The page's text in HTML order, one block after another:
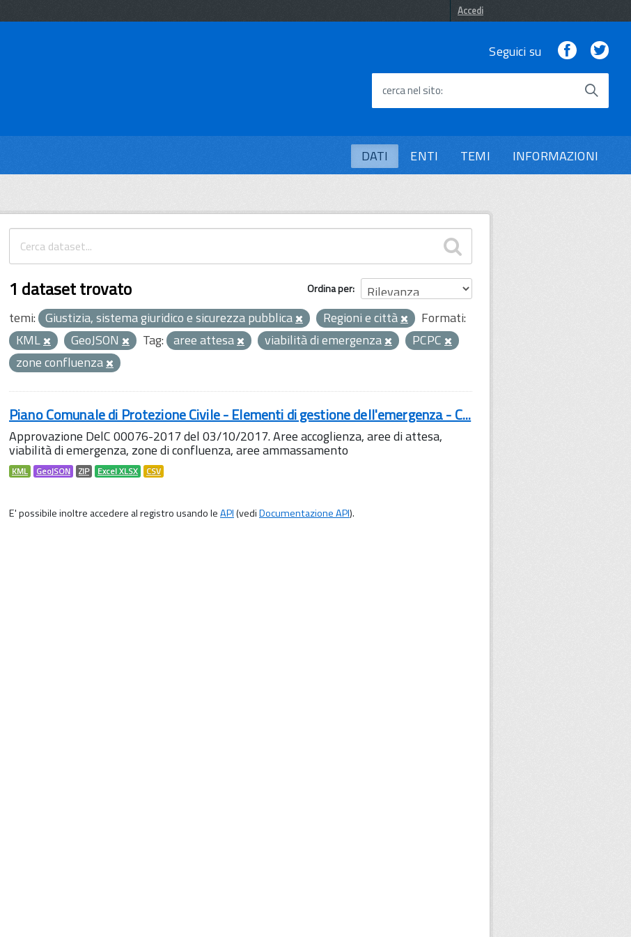
Accedi
Seguici su Facebook
cerca nel sito
DATI ENTI TEMI INFORMAZIONI
Ordina per
1 dataset trovato
temi: Giustizia, sistema giuridico e sicurezza pubblica Regioni e città
Formati:
KML
GeoJSON Tag: aree attesa viabilità di emergenza
PCPC
zone confluenza
Piano Comunale di Protezione Civile - Elementi di gestione dell'emergenza - C...
Approvazione DelC 00076-2017 del 03/10/2017. Aree accoglienza, aree di attesa,
viabilità di emergenza, zone di confluenza, aree ammassamento
KML GeoJSON ZIP Excel XLSX CSV
E' possibile inoltre accedere al registro usando leAPI(vediDocumentazione API).